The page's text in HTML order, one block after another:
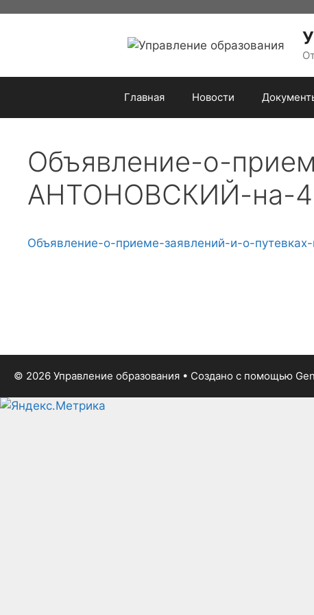
Главная Новости
Объявление-о-
АНТОНОВСКИЙ-на-
Объявление-о-приеме-заявлений-и-о-
© 2026 Управление образования • Создано с помощью